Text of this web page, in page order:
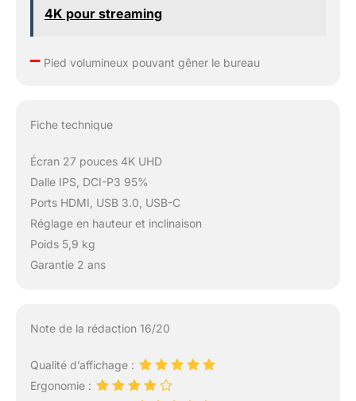
4K pour streaming
–Pied volumineux pouvant gêner le bureau
Fiche technique
Écran 27 pouces 4K UHD
Dalle IPS, DCI-P3 95%
Ports HDMI, USB 3.0, USB-C
Réglage en hauteur et inclinaison
Poids 5,9 kg
Garantie 2 ans
Note de la rédaction 16/20
Qualité d’affichage :
Ergonomie :